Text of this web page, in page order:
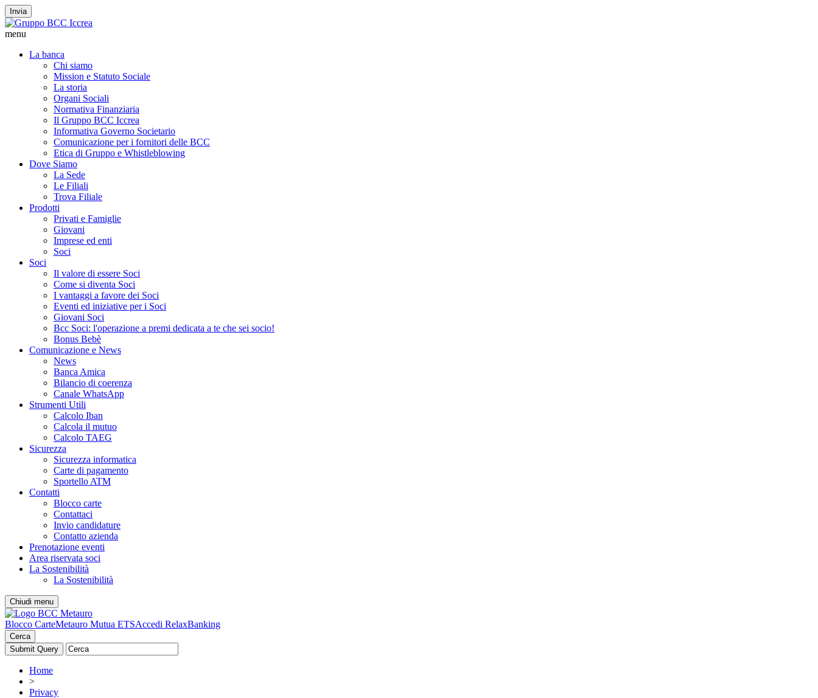
Invia
menu
La banca
Chi siamo
Mission e Statuto Sociale
La storia
Organi Sociali
Normativa Finanziaria
Il Gruppo BCC Iccrea
Informativa Governo Societario
Comunicazione per i fornitori delle BCC
Etica di Gruppo e Whistleblowing
Dove Siamo
La Sede
Le Filiali
Trova Filiale
Prodotti
Privati e Famiglie
Giovani
Imprese ed enti
Soci
Soci
Il valore di essere Soci
Come si diventa Soci
I vantaggi a favore dei Soci
Eventi ed iniziative per i Soci
Giovani Soci
Bcc Soci: l'operazione a premi dedicata a te che sei socio!
Bonus Bebè
Comunicazione e News
News
Banca Amica
Bilancio di coerenza
Canale WhatsApp
Strumenti Utili
Calcolo Iban
Calcola il mutuo
Calcolo TAEG
Sicurezza
Sicurezza informatica
Carte di pagamento
Sportello ATM
Contatti
Blocco carte
Contattaci
Invio candidature
Contatto azienda
Prenotazione eventi
Area riservata soci
La Sostenibilità
La Sostenibilità
Chiudi menu
Blocco CarteMetauro Mutua ETSAccedi RelaxBanking
Cerca
Home
>
Privacy